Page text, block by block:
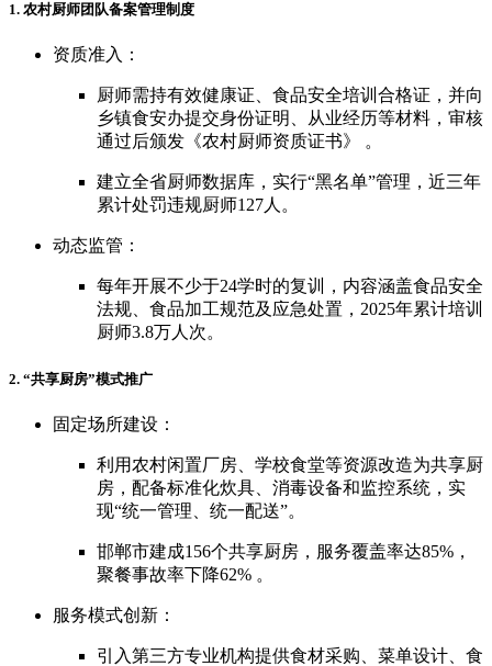
1. 农村厨师团队备案管理制度
资质准入：
厨师需持有效健康证、食品安全培训合格证，并向
乡镇食安办提交身份证明、从业经历等材料，审核
通过后颁发《农村厨师资质证书》 。
建立全省厨师数据库，实行“黑名单”管理，近三年
累计处罚违规厨师127人。
动态监管：
每年开展不少于24学时的复训，内容涵盖食品安全
法规、食品加工规范及应急处置，2025年累计培训
厨师3.8万人次。
2. “共享厨房”模式推广
固定场所建设：
利用农村闲置厂房、学校食堂等资源改造为共享厨
房，配备标准化炊具、消毒设备和监控系统，实
现“统一管理、统一配送”。
邯郸市建成156个共享厨房，服务覆盖率达85%，
聚餐事故率下降62% 。
服务模式创新：
引入第三方专业机构提供食材采购、菜单设计、食